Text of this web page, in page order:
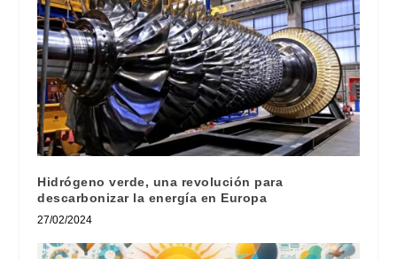
Hidrógeno verde, una revolución para
descarbonizar la energía en Europa
27/02/2024